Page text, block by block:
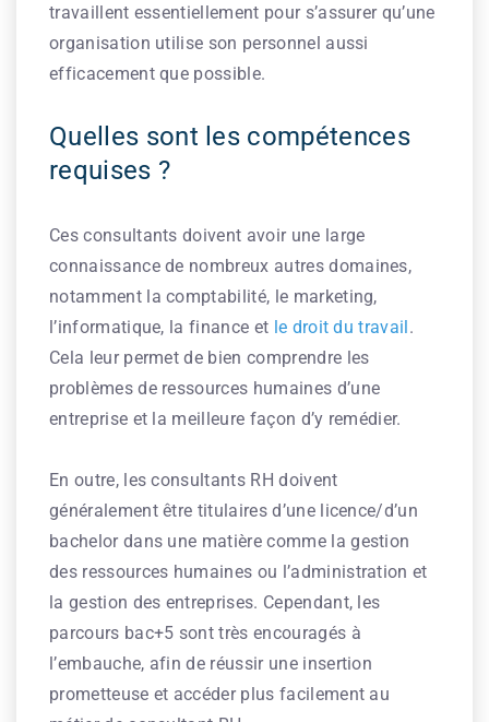
travaillent essentiellement pour s’assurer qu’une
organisation utilise son personnel aussi
efficacement que possible.
Quelles sont les compétences
requises ?
Ces consultants doivent avoir une large
connaissance de nombreux autres domaines,
notamment la comptabilité, le marketing,
l’informatique, la finance et le droit du travail.
Cela leur permet de bien comprendre les
problèmes de ressources humaines d’une
entreprise et la meilleure façon d’y remédier.
En outre, les consultants RH doivent
généralement être titulaires d’une licence/d’un
bachelor dans une matière comme la gestion
des ressources humaines ou l’administration et
la gestion des entreprises. Cependant, les
parcours bac+5 sont très encouragés à
l’embauche, afin de réussir une insertion
prometteuse et accéder plus facilement au